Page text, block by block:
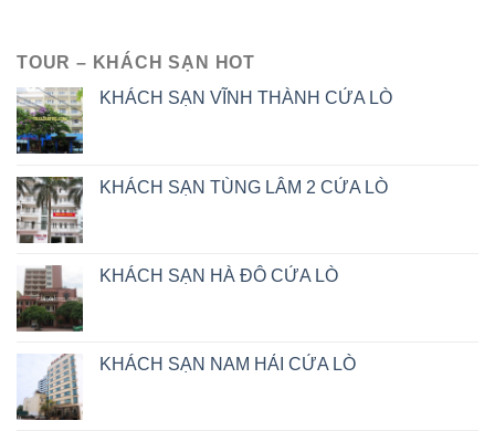
TOUR – KHÁCH SẠN HOT
KHÁCH SẠN VĨNH THÀNH CỬA LÒ
KHÁCH SẠN TÙNG LÂM 2 CỬA LÒ
KHÁCH SẠN HÀ ĐÔ CỬA LÒ
KHÁCH SẠN NAM HẢI CỬA LÒ